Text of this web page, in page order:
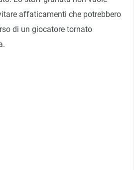
affaticamenti che potrebbero
di un giocatore tornato